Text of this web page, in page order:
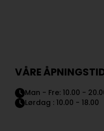
VÅRE
Man - Fre: 10.00 -
Lørdag : 10.00 - 18.00